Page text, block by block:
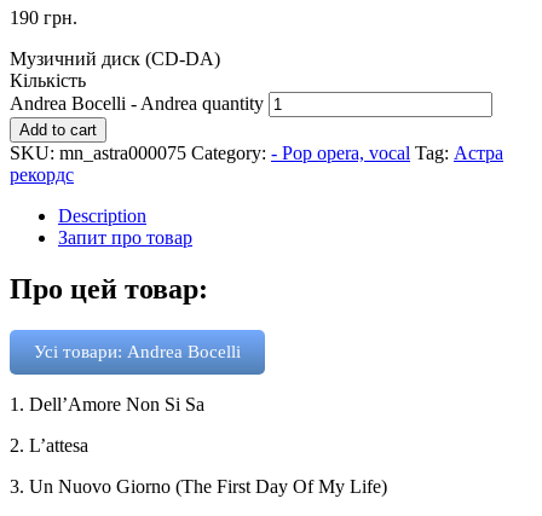
190 грн.
Музичний диск (CD-DA)
Кількість
Andrea Bocelli - Andrea quantity
Add to cart
SKU: mn_astra000075 Category: - Pop opera, vocal Tag: Астра
рекордс
Description
Запит про товар
Про цей товар:
Усі товари: Andrea Bocelli
1. Dell’Amore Non Si Sa
2. L’attesa
3. Un Nuovo Giorno (The First Day Of My Life)